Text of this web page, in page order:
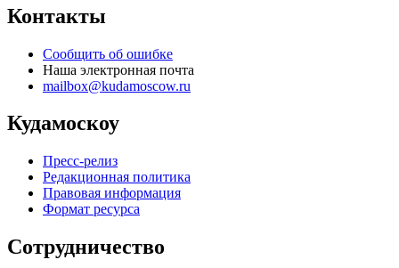
Контакты
Сообщить об ошибке
Наша электронная почта
mailbox@kudamoscow.ru
Кудамоскоу
Пресс-релиз
Редакционная политика
Правовая информация
Формат ресурса
Сотрудничество